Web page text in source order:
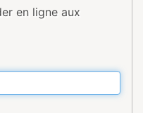
en ligne aux